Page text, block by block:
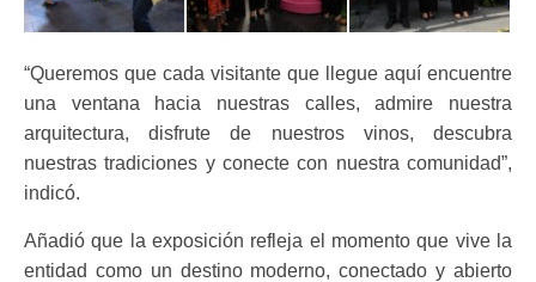
“Queremos que cada visitante que llegue aquí encuentre
una ventana hacia nuestras calles, admire nuestra
arquitectura, disfrute de nuestros vinos, descubra
nuestras tradiciones y conecte con nuestra comunidad”,
indicó.
Añadió que la exposición refleja el momento que vive la
entidad como un destino moderno, conectado y abierto